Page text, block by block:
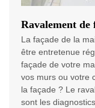
Ravalement de
La façade de la
être entretenue
façade de votre
vos murs ou votre
la façade ? Le
sont les